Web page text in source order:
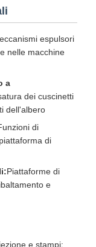
espulsori
nelle macchine
a
dei cuscinetti
dell'albero
di
di
Piattaforme di
e
e stampi: